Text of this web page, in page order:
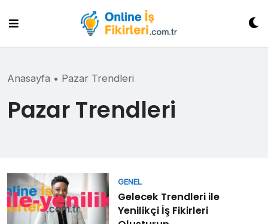
content
Anasayfa • Pazar Trendleri
Pazar Trendleri
GENEL
Gelecek Trendleri ile
Yenilikçi İş Fikirleri